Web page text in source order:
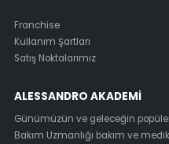
Franchise
Kullanım Şartları
Satış Noktalarımız
ALESSANDRO AKADEMI
Günümüzün ve geleceğin
Bakım Uzmanlığı bakım ve